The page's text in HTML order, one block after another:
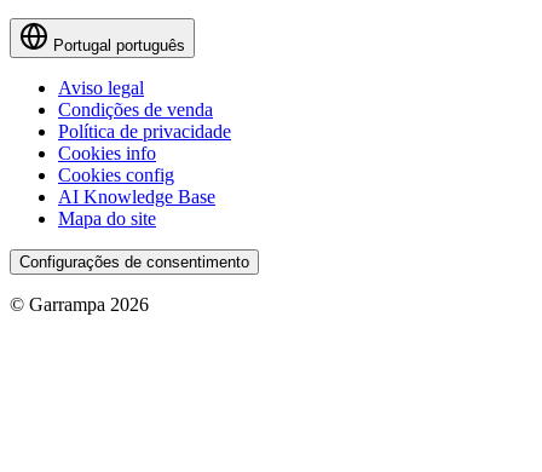
Portugal português
Aviso legal
Condições de venda
Política de privacidade
Cookies info
Cookies config
AI Knowledge Base
Mapa do site
Configurações de consentimento
© Garrampa 2026